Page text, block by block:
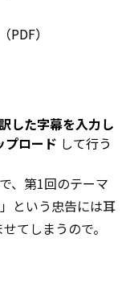
）
した字幕を入力し
ロード して行う
で、第1回のテーマ
という忠告には耳
てしまうので。